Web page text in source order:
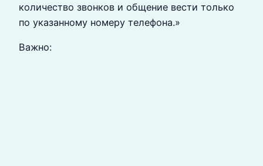
количество звонков и общение вести только
по указанному номеру телефона.»
Важно: